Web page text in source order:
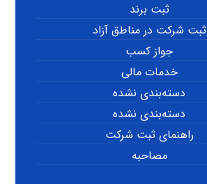
ثبت برند
ثبت شرکت در مناطق آزاد
جواز کسب
خدمات مالی
دسته‌بندی نشده
دسته‌بندی نشده
راهنمای ثبت شرکت
مصاحبه